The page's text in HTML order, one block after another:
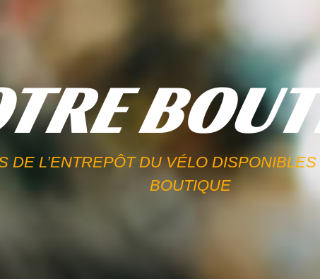
DE L’ENTREPÔT DU VÉLO
BOUTIQUE​